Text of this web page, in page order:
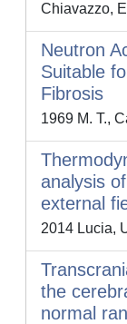
Chiavazzo,
Neutron
Suitable
Fibrosis
1969 M. T.,
analysis
external
2014 Lucia,
the
normal